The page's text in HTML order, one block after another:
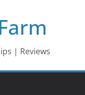
| Reviews